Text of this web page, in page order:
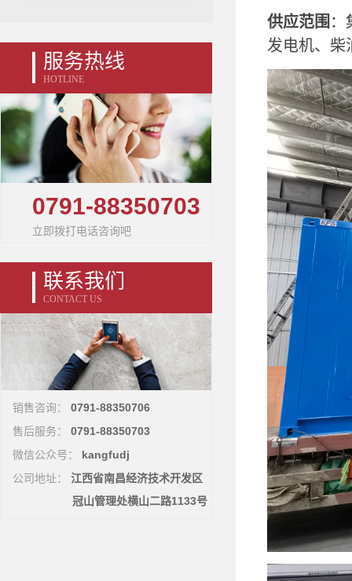
服务热线
HOTLINE
0791-88350703
立即拨打电话咨询吧
联系我们
CONTACT US
销售咨询： 0791-88350706
售后服务： 0791-88350703
微信公众号： kangfudj
公司地址：
江西省南昌经济技术开发区
冠山管理处横山二路1133号
供应范围 ：
发电机、柴